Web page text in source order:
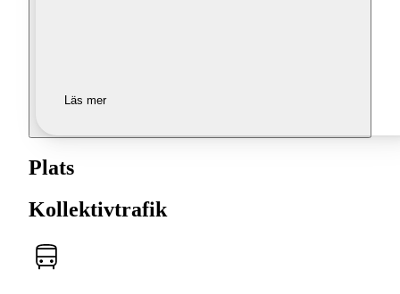
Läs mer
Plats
Kollektivtrafik